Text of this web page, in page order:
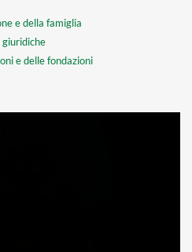
e della famiglia
giuridiche
e delle fondazioni